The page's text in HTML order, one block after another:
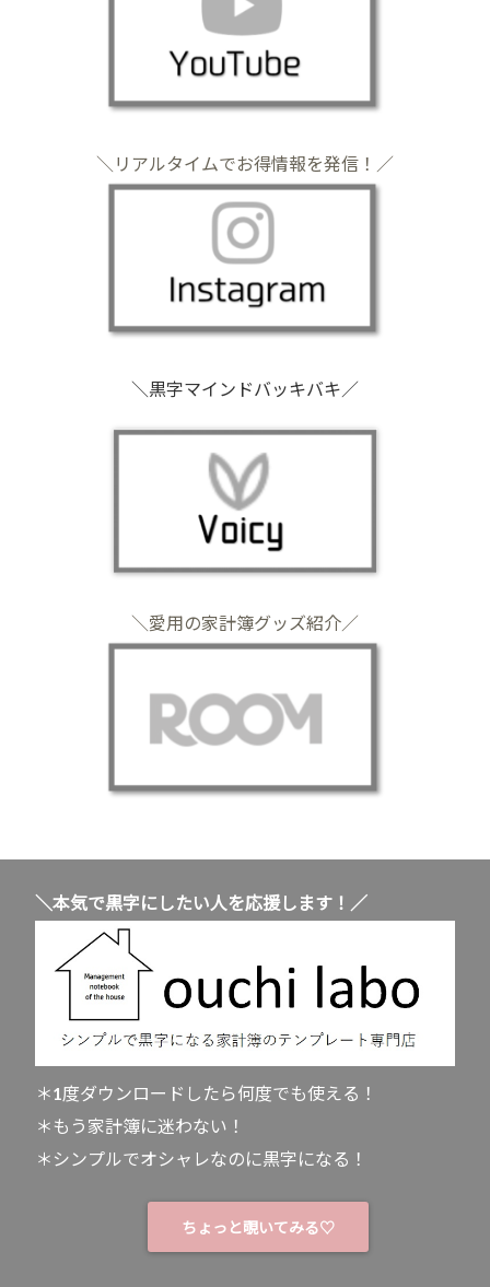
＼リアルタイムでお得情報を発信！／
＼黒字マインドバッキバキ／
＼愛用の家計簿グッズ紹介／
＼本気で黒字にしたい人を応援します！／
＊1度ダウンロードしたら何度でも使える！
＊もう家計簿に迷わない！
＊シンプルでオシャレなのに黒字になる！
ちょっと覗いてみる♡